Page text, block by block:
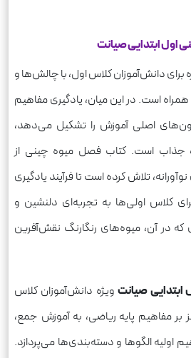
اول ابتدایی صیانت
برای دانش‌آموزان کلاس اول، با چالش‌ها و
است. در این میان، یادگیری مفاهیم
اصلی آموزش را تشکیل می‌دهد،
و جذاب است. کتاب فصل میوه چینی از
تلاش کرده است تا فرآیند یادگیری
کلاس اولی‌ها به تجربه‌ای دلنشین و
که در آن، میوه‌های رنگارنگ نقش‌آفرین
صیانتویژه دانش‌آموزان کلاس
بر مفاهیم پایه ریاضی، به آموزش جمع،
اولیه الگوها و دسته‌بندی‌ها می‌پردازد.